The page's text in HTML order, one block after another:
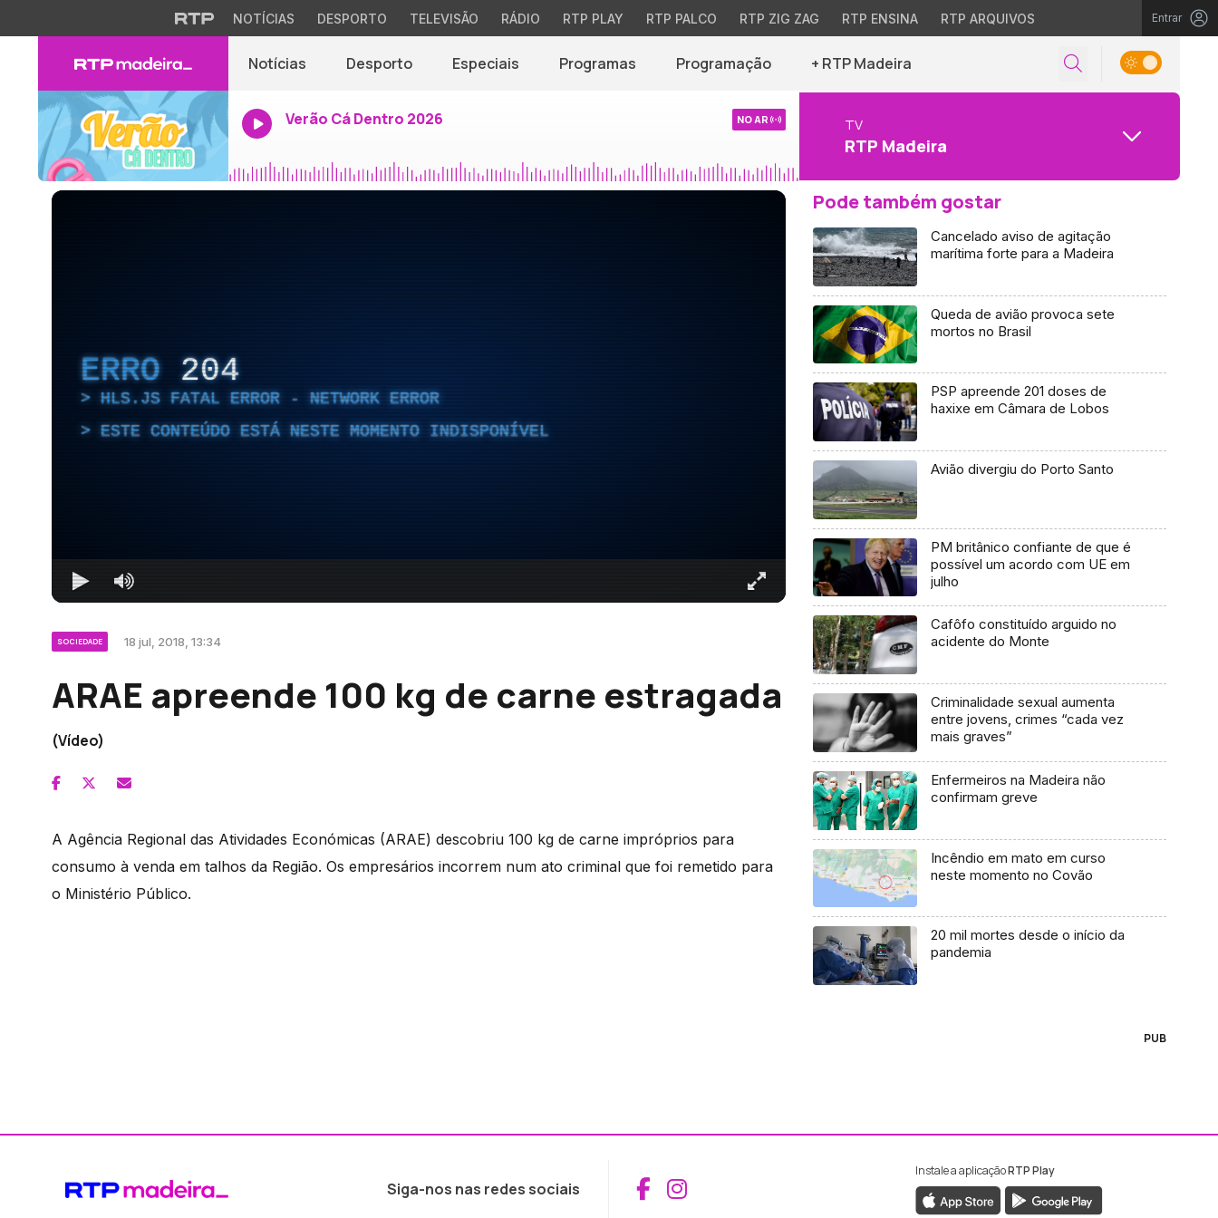
NOTÍCIAS DESPORTO TELEVISÃO RÁDIO RTP PLAY RTP PALCO RTP ZIG ZAG RTP ENSINA RTP ARQUIVOS Entrar
Notícias Desporto Especiais Programas Programação + RTP Madeira
Verão Cá Dentro 2026 NO AR TV
RTP Madeira
ERRO 204
HLS.JS FATAL ERROR - NETWORK ERROR
ESTE CONTEÚDO ESTÁ NESTE MOMENTO INDISPONÍVEL
SOCIEDADE 18 jul, 2018, 13:34
ARAE apreende 100 kg de carne estragada
(Vídeo)
A Agência Regional das Atividades Económicas (ARAE) descobriu 100 kg de carne impróprios para
consumo à venda em talhos da Região. Os empresários incorrem num ato criminal que foi remetido para
o Ministério Público.
Pode também gostar
Cancelado aviso de agitação
marítima forte para a Madeira
Queda de avião provoca sete
mortos no Brasil
PSP apreende 201 doses de
haxixe em Câmara de Lobos
Avião divergiu do Porto Santo
PM britânico confiante de que é
possível um acordo com UE em
julho
Cafôfo constituído arguido no
acidente do Monte
Criminalidade sexual aumenta
entre jovens, crimes “cada vez
mais graves”
Enfermeiros na Madeira não
confirmam greve
Incêndio em mato em curso
neste momento no Covão
20 mil mortes desde o início da
pandemia
PUB
Siga-nos nas redes sociais Aceder ao Facebook da RTP Madeira
Aceder ao Instagram da RTP Madeira
Instale a aplicaçãoRTP Play